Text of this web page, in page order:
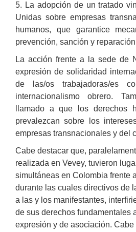
5. La adopción de un tratado
Unidas sobre empresas
humanos, que garantice
prevención, sanción y
La acción frente a la sede de
expresión de solidaridad
de las/os trabajadoras/es
internacionalismo obrero.
llamado a que los derechos
prevalezcan sobre los
empresas transnacionales y del
Cabe destacar que,
realizada en Vevey, tuvieron
simultáneas en Colombia frente
durante las cuales directivos de
a las y los manifestantes,
de sus derechos fundamentales
expresión y de asociación. Cabe